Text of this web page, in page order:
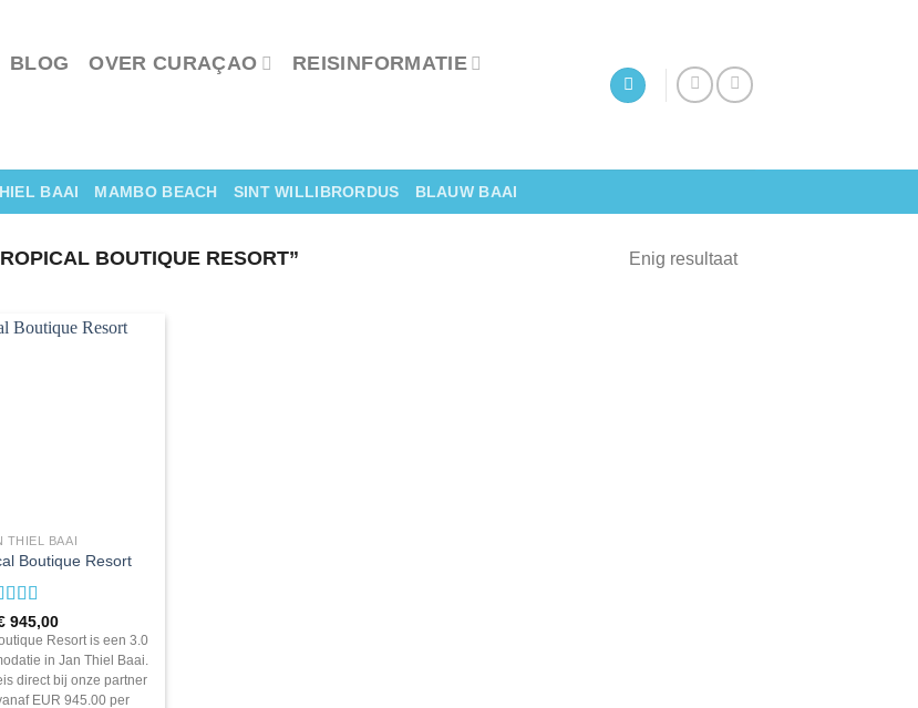
BLOG OVER CURAÇAO
REISINFORMATIE
BAAI MAMBO BEACH SINT WILLIBRORDUS BLAUW BAAI
BOUTIQUE RESORT” Enig resultaat
THIEL BAAI
Boutique Resort
uit
945,00
Resort is een 3.0
in Jan Thiel Baai.
direct bij onze partner
EUR 945.00 per